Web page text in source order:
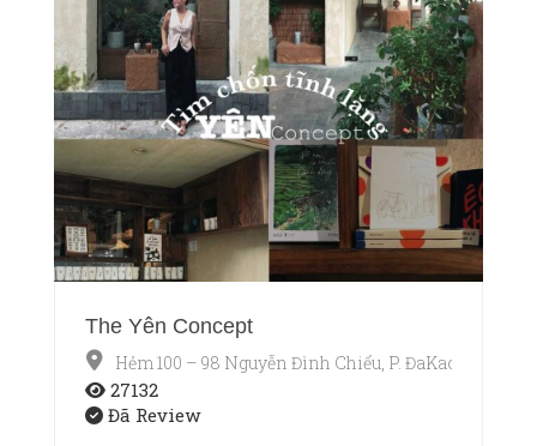
The Yên Concept
Hẻm 100 – 98 Nguyễn Đình Chiểu, P. ĐaKao, Quận 1,
27132
Đã Review